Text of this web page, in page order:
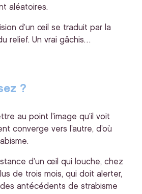
aléatoires.
d’un œil se traduit par la
relief. Un vrai gâchis…
?
au point l’image qu’il voit
converge vers l’autre, d’où
d’un œil qui louche, chez
de trois mois, qui doit alerter,
antécédents de strabisme